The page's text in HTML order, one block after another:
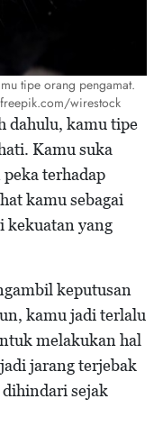
tipe orang pengamat.
wirestock
dahulu, kamu tipe
Kamu suka
terhadap
kamu sebagai
kekuatan yang
keputusan
kamu jadi terlalu
melakukan hal
jarang terjebak
dihindari sejak